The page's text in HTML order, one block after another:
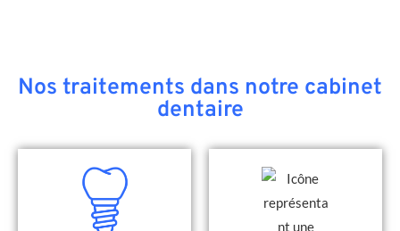
Nos traitements dans notre cabinet
dentaire